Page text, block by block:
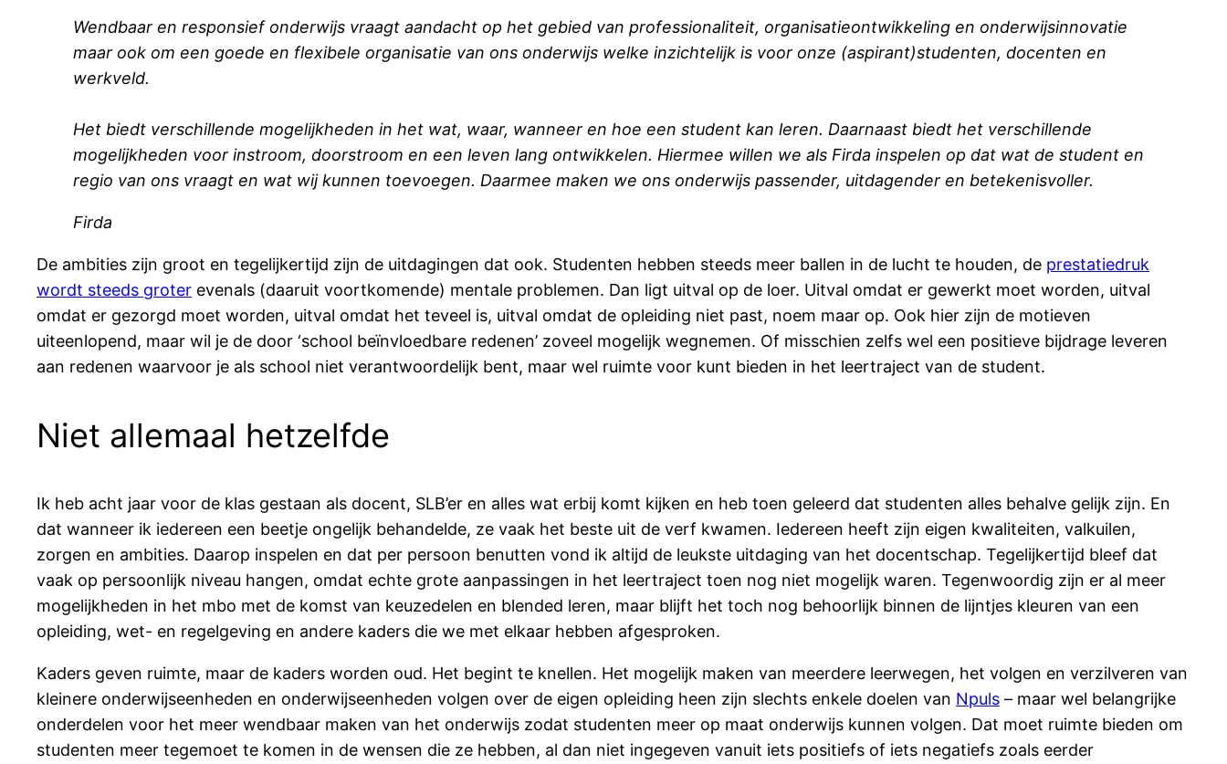
Wendbaar en responsief onderwijs vraagt aandacht op het gebied van professionaliteit, organisatieontwikkeling en onderwijsinnovatie
maar ook om een goede en flexibele organisatie van ons onderwijs welke inzichtelijk is voor onze (aspirant)studenten, docenten en
werkveld.
Het biedt verschillende mogelijkheden in het wat, waar, wanneer en hoe een student kan leren. Daarnaast biedt het verschillende
mogelijkheden voor instroom, doorstroom en een leven lang ontwikkelen. Hiermee willen we als Firda inspelen op dat wat de student en
regio van ons vraagt en wat wij kunnen toevoegen. Daarmee maken we ons onderwijs passender, uitdagender en betekenisvoller.
Firda
De ambities zijn groot en tegelijkertijd zijn de uitdagingen dat ook. Studenten hebben steeds meer ballen in de lucht te houden, de prestatiedruk
wordt steeds groter evenals (daaruit voortkomende) mentale problemen. Dan ligt uitval op de loer. Uitval omdat er gewerkt moet worden, uitval
omdat er gezorgd moet worden, uitval omdat het teveel is, uitval omdat de opleiding niet past, noem maar op. Ook hier zijn de motieven
uiteenlopend, maar wil je de door ‘school beïnvloedbare redenen’ zoveel mogelijk wegnemen. Of misschien zelfs wel een positieve bijdrage leveren
aan redenen waarvoor je als school niet verantwoordelijk bent, maar wel ruimte voor kunt bieden in het leertraject van de student.
Niet allemaal hetzelfde
Ik heb acht jaar voor de klas gestaan als docent, SLB’er en alles wat erbij komt kijken en heb toen geleerd dat studenten alles behalve gelijk zijn. En
dat wanneer ik iedereen een beetje ongelijk behandelde, ze vaak het beste uit de verf kwamen. Iedereen heeft zijn eigen kwaliteiten, valkuilen,
zorgen en ambities. Daarop inspelen en dat per persoon benutten vond ik altijd de leukste uitdaging van het docentschap. Tegelijkertijd bleef dat
vaak op persoonlijk niveau hangen, omdat echte grote aanpassingen in het leertraject toen nog niet mogelijk waren. Tegenwoordig zijn er al meer
mogelijkheden in het mbo met de komst van keuzedelen en blended leren, maar blijft het toch nog behoorlijk binnen de lijntjes kleuren van een
opleiding, wet- en regelgeving en andere kaders die we met elkaar hebben afgesproken.
Kaders geven ruimte, maar de kaders worden oud. Het begint te knellen. Het mogelijk maken van meerdere leerwegen, het volgen en verzilveren van
kleinere onderwijseenheden en onderwijseenheden volgen over de eigen opleiding heen zijn slechts enkele doelen van Npuls – maar wel belangrijke
onderdelen voor het meer wendbaar maken van het onderwijs zodat studenten meer op maat onderwijs kunnen volgen. Dat moet ruimte bieden om
studenten meer tegemoet te komen in de wensen die ze hebben, al dan niet ingegeven vanuit iets positiefs of iets negatiefs zoals eerder